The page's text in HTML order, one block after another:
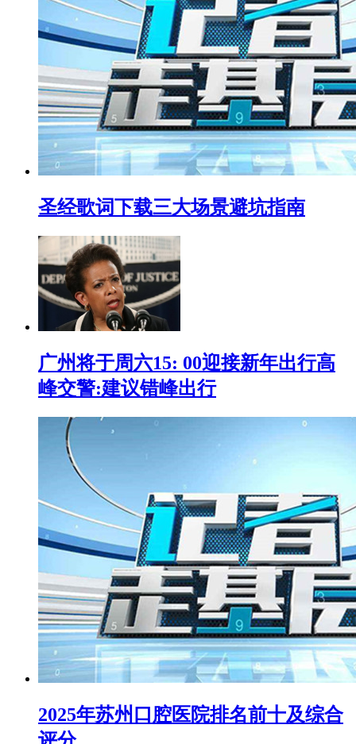
圣经歌词下载三大场景避坑指南
广州将于周六15: 00迎接新年出行高
峰交警:建议错峰出行
2025年苏州口腔医院排名前十及综合
评分